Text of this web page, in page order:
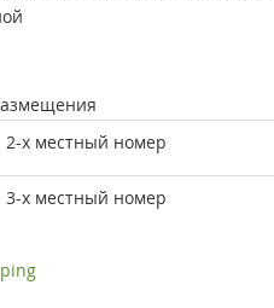
2-х местный номер
3-х местный номер